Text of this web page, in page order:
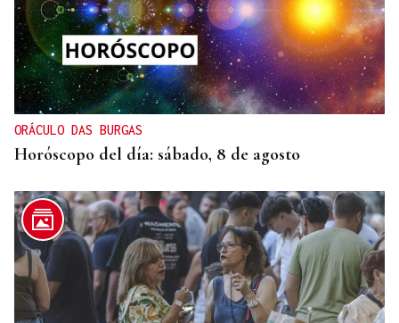
ORÁCULO DAS BURGAS
Horóscopo del día: sábado, 8 de agosto